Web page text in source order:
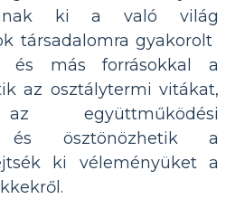
ki a való világ
társadalomra gyakorolt
és más forrásokkal a
az osztálytermi vitákat,
együttműködési
és ösztönözhetik a
ki véleményüket a